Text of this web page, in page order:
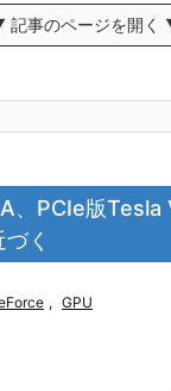
記事のページを開く
、PCIe版Tesla
く
, GPU